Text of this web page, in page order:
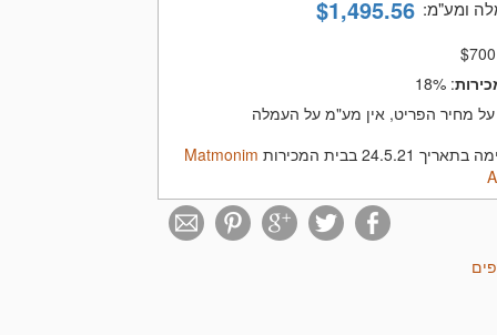
ומע"מ:
$1,495.56
$700
:
18%
על מחיר הפריט, אין מע"מ על העמלה
בבית המכירות
Matmonim